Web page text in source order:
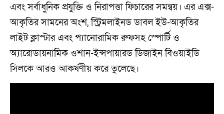
এবং সর্বাধুনিক প্রযুক্তি ও নিরাপত্তা ফিচারের সমন্বয়। এর এক্স-
আকৃতির সামনের অংশ, স্ট্রিমলাইনড ডাবল ইউ-আকৃতির
লাইট ক্লাস্টার এবং প্যানোরামিক রুফসহ স্পোর্টি ও
অ্যারোডায়নামিক ওশান-ইন্সপায়ারড ডিজাইন বিওয়াইডি
সিলকে আরও আকর্ষণীয় করে তুলেছে।